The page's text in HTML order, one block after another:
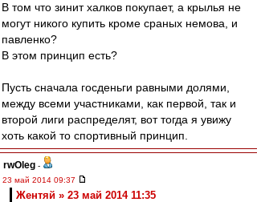
В том что зинит халков покупает, а крылья не
могут никого купить кроме сраных немова, и
павленко?
В этом принцип есть?
Пусть сначала госденьги равными долями,
между всеми участниками, как первой, так и
второй лиги распределят, вот тогда я увижу
хоть какой то спортивный принцип.
rwOleg -
23 май 2014 09:37
Жентяй » 23 май 2014 11:35